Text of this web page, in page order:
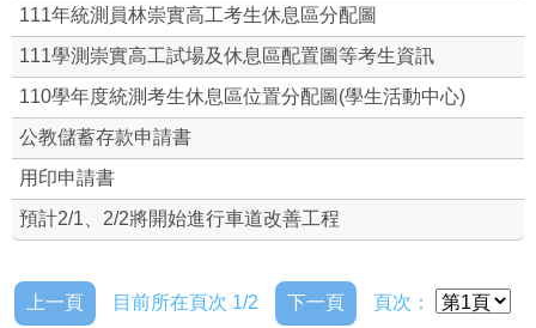
光電綠能(回饋金)
111年統測員林崇實高工考生休息區分配圖
111學測崇實高工試場及休息區配置圖等考生資訊
110學年度統測考生休息區位置分配圖(學生活動中心)
公教儲蓄存款申請書
用印申請書
預計2/1、2/2將開始進行車道改善工程
上一頁 目前所在頁次 1/2 下一頁 頁次：